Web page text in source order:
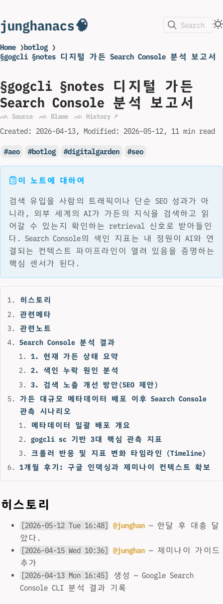
junghanacs🧠 Search
Home ❯botlog ❯
§gogcli §notes 디지털 가든 Search Console 분석 보고서
§gogcli §notes 디지털 가든
Search Console 분석 보고서
ᨒ Source ᨒ Blame ᨒ History ↗
Created: 2026-04-13 Modified: 2026-05-12 11 min read
aeo botlog digitalgarden seo
이 노트에 대하여
검색 유입을 사람의 트래픽이나 단순 SEO 성과가 아
니라, 외부 세계의 AI가 가든의 지식을 검색하고 읽
어갈 수 있는지 확인하는 retrieval 신호로 받아들인
다. Search Console의 색인 지표는 내 정원이 AI와 연
결되는 컨텍스트 파이프라인이 열려 있음을 증명하는
핵심 센서가 된다.
히스토리
관련메타
관련노트
Search Console 분석 결과
1. 현재 가든 상태 요약
2. 색인 누락 원인 분석
3. 검색 노출 개선 방안(SEO 제안)
가든 대규모 메타데이터 배포 이후 Search Console
관측 시나리오
메타데이터 일괄 배포 개요
gogcli sc 기반 3대 핵심 관측 지표
크롤러 반응 및 지표 변화 타임라인 (Timeline)
1개월 후기: 구글 인덱싱과 제미나이 컨텍스트 확보
히스토리
[2026-05-12 Tue 16:48] @junghan — 한달 후 대충 달
았다.
[2026-04-15 Wed 10:36] @junghan — 제미나이 가이드
추가
[2026-04-13 Mon 16:45]
생성 — Google Search
Console CLI 분석 결과 기록